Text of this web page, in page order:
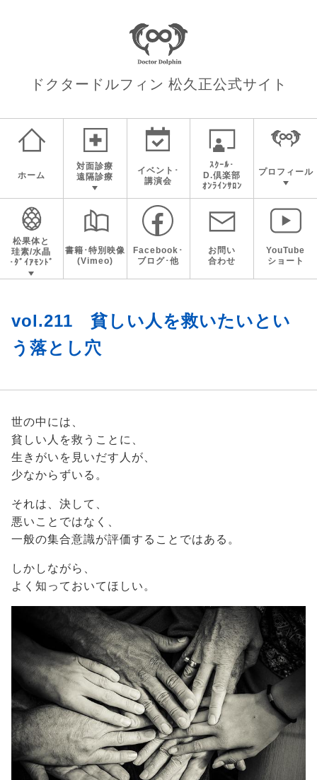
ドクタードルフィン 松久正公式サイト
ホーム
対面診療
遠隔診療
イベント･
講演会
ｽｸｰﾙ･
D.倶楽部
ｵﾝﾗｲﾝｻﾛﾝ
プロフィール
松果体と
珪素/水晶
･ﾀﾞｲｱﾓﾝﾄﾞ
書籍･特別映像
(Vimeo)
Facebook･
ブログ･他
お問い
合わせ
YouTube
ショート
vol.211 貧しい人を救いたいとい
う落とし穴
世の中には、
貧しい人を救うことに、
生きがいを見いだす人が、
少なからずいる。
それは、決して、
悪いことではなく、
一般の集合意識が評価することではある。
しかしながら、
よく知っておいてほしい。